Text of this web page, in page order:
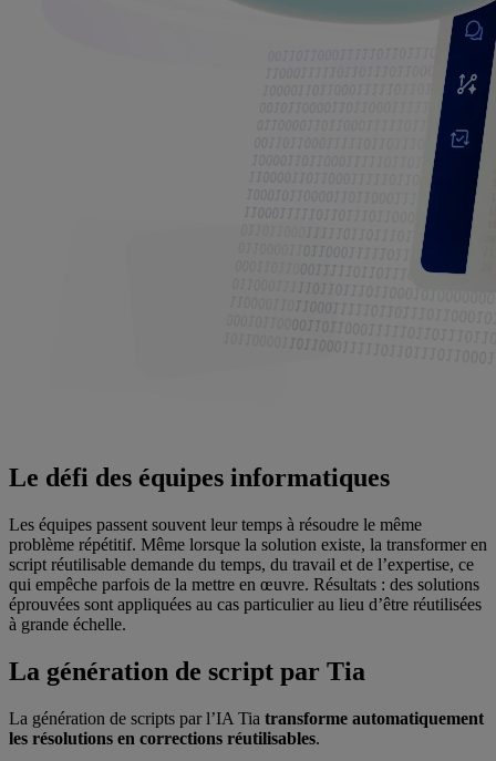
Le défi des équipes informatiques
Les équipes passent souvent leur temps à résoudre le même
problème répétitif. Même lorsque la solution existe, la transformer en
script réutilisable demande du temps, du travail et de l’expertise, ce
qui empêche parfois de la mettre en œuvre. Résultats : des solutions
éprouvées sont appliquées au cas particulier au lieu d’être réutilisées
à grande échelle.
La génération de script par Tia
La génération de scripts par l’IA Tia transforme automatiquement
les résolutions en corrections réutilisables.